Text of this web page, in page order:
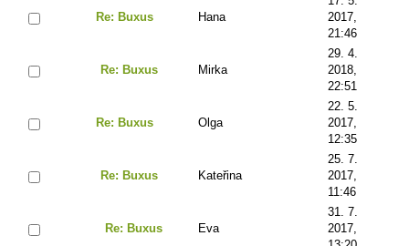
Re: Buxus Hana
2017,
21:46
Re: Buxus Mirka
29. 4.
2018,
22:51
Re: Buxus Olga
22. 5.
2017,
12:35
Re: Buxus Kateřina
25. 7.
2017,
11:46
Re: Buxus Eva
31. 7.
2017,